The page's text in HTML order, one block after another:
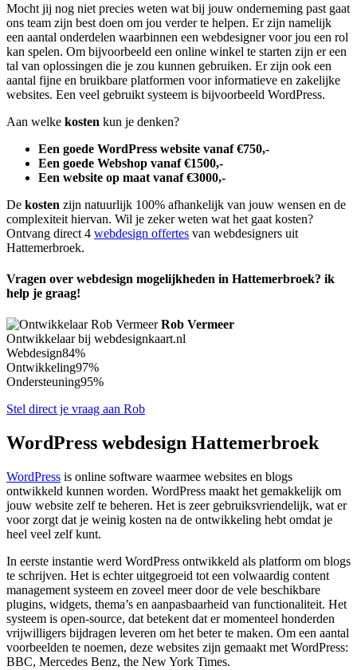
Mocht jij nog niet precies weten wat bij jouw onderneming past gaat
ons team zijn best doen om jou verder te helpen. Er zijn namelijk
een aantal onderdelen waarbinnen een webdesigner voor jou een rol
kan spelen. Om bijvoorbeeld een online winkel te starten zijn er een
tal van oplossingen die je zou kunnen gebruiken. Er zijn ook een
aantal fijne en bruikbare platformen voor informatieve en zakelijke
websites. Een veel gebruikt systeem is bijvoorbeeld WordPress.
Aan welke kosten kun je denken?
Een goede WordPress website vanaf €750,-
Een goede Webshop vanaf €1500,-
Een website op maat vanaf €3000,-
De kosten zijn natuurlijk 100% afhankelijk van jouw wensen en de
complexiteit hiervan. Wil je zeker weten wat het gaat kosten?
Ontvang direct 4 webdesign offertes van webdesigners uit
Hattemerbroek.
Vragen over webdesign mogelijkheden in Hattemerbroek? ik
help je graag!
Rob Vermeer
Ontwikkelaar bij webdesignkaart.nl
Webdesign84%
Ontwikkeling97%
Ondersteuning95%
Stel direct je vraag aan Rob
WordPress webdesign Hattemerbroek
WordPress is online software waarmee websites en blogs
ontwikkeld kunnen worden. WordPress maakt het gemakkelijk om
jouw website zelf te beheren. Het is zeer gebruiksvriendelijk, wat er
voor zorgt dat je weinig kosten na de ontwikkeling hebt omdat je
heel veel zelf kunt.
In eerste instantie werd WordPress ontwikkeld als platform om blogs
te schrijven. Het is echter uitgegroeid tot een volwaardig content
management systeem en zoveel meer door de vele beschikbare
plugins, widgets, thema’s en aanpasbaarheid van functionaliteit. Het
systeem is open-source, dat betekent dat er momenteel honderden
vrijwilligers bijdragen leveren om het beter te maken. Om een aantal
voorbeelden te noemen, deze websites zijn gemaakt met WordPress:
BBC, Mercedes Benz, the New York Times.